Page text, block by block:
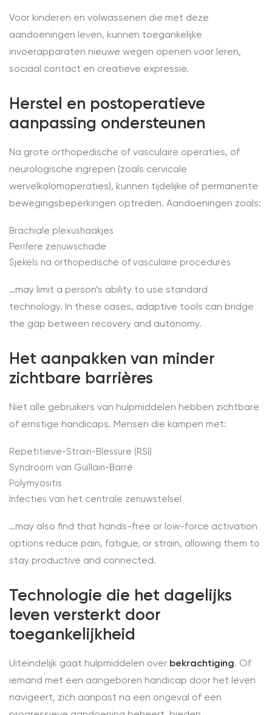
Voor kinderen en volwassenen die met deze
aandoeningen leven, kunnen toegankelijke
invoerapparaten nieuwe wegen openen voor leren,
sociaal contact en creatieve expressie.
Herstel en postoperatieve
aanpassing ondersteunen
Na grote orthopedische of vasculaire operaties, of
neurologische ingrepen (zoals cervicale
wervelkolomoperaties), kunnen tijdelijke of permanente
bewegingsbeperkingen optreden. Aandoeningen zoals:
Brachiale plexushaakjes
Perifere zenuwschade
Sjekels na orthopedische of vasculaire procedures
…may limit a person’s ability to use standard
technology. In these cases, adaptive tools can bridge
the gap between recovery and autonomy.
Het aanpakken van minder
zichtbare barrières
Niet alle gebruikers van hulpmiddelen hebben zichtbare
of ernstige handicaps. Mensen die kampen met:
Repetitieve-Strain-Blessure (RSI)
Syndroom van Guillain-Barré
Polymyositis
Infecties van het centrale zenuwstelsel
…may also find that hands-free or low-force activation
options reduce pain, fatigue, or strain, allowing them to
stay productive and connected.
Technologie die het dagelijks
leven versterkt door
toegankelijkheid
Uiteindelijk gaat hulpmiddelen over bekrachtiging. Of
iemand met een aangeboren handicap door het leven
navigeert, zich aanpast na een ongeval of een